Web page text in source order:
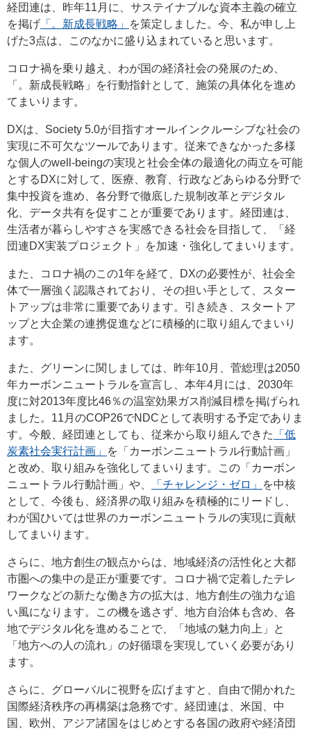
経団連は、昨年11月に、サステイナブルな資本主義の確立
を掲げ 「。新成長戦略」
を策定しました。今、私が申し上
げた3点は、このなかに盛り込まれていると思います。
コロナ禍を乗り越え、わが国の経済社会の発展のため、
「。新成長戦略」を行動指針として、施策の具体化を進め
てまいります。
DXは、Society 5.0が目指すオールインクルーシブな社会の
実現に不可欠なツールであります。従来できなかった多様
な個人のwell-beingの実現と社会全体の最適化の両立を可能
とするDXに対して、医療、教育、行政などあらゆる分野で
集中投資を進め、各分野で徹底した規制改革とデジタル
化、データ共有を促すことが重要であります。経団連は、
生活者が暮らしやすさを実感できる社会を目指して、「経
団連DX実装プロジェクト」を加速・強化してまいります。
また、コロナ禍のこの1年を経て、DXの必要性が、社会全
体で一層強く認識されており、その担い手として、スター
トアップは非常に重要であります。引き続き、スタートア
ップと大企業の連携促進などに積極的に取り組んでまいり
ます。
また、グリーンに関しましては、昨年10月、菅総理は2050
年カーボンニュートラルを宣言し、本年4月には、2030年
度に対2013年度比46％の温室効果ガス削減目標を掲げられ
ました。11月のCOP26でNDCとして表明する予定でありま
す。今般、経団連としても、従来から取り組んできた
「低
炭素社会実行計画」
を「カーボンニュートラル行動計画」
と改め、取り組みを強化してまいります。この「カーボン
ニュートラル行動計画」や、
「チャレンジ・ゼロ」
を中核
として、今後も、経済界の取り組みを積極的にリードし、
わが国ひいては世界のカーボンニュートラルの実現に貢献
してまいります。
さらに、地方創生の観点からは、地域経済の活性化と大都
市圏への集中の是正が重要です。コロナ禍で定着したテレ
ワークなどの新たな働き方の拡大は、地方創生の強力な追
い風になります。この機を逃さず、地方自治体も含め、各
地でデジタル化を進めることで、「地域の魅力向上」と
「地方への人の流れ」の好循環を実現していく必要があり
ます。
さらに、グローバルに視野を広げますと、自由で開かれた
国際経済秩序の再構築は急務です。経団連は、米国、中
国、欧州、アジア諸国をはじめとする各国の政府や経済団